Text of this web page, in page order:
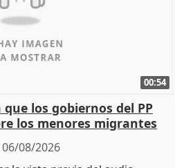
00:54
los gobiernos del PP
los menores migrantes
06/08/2026